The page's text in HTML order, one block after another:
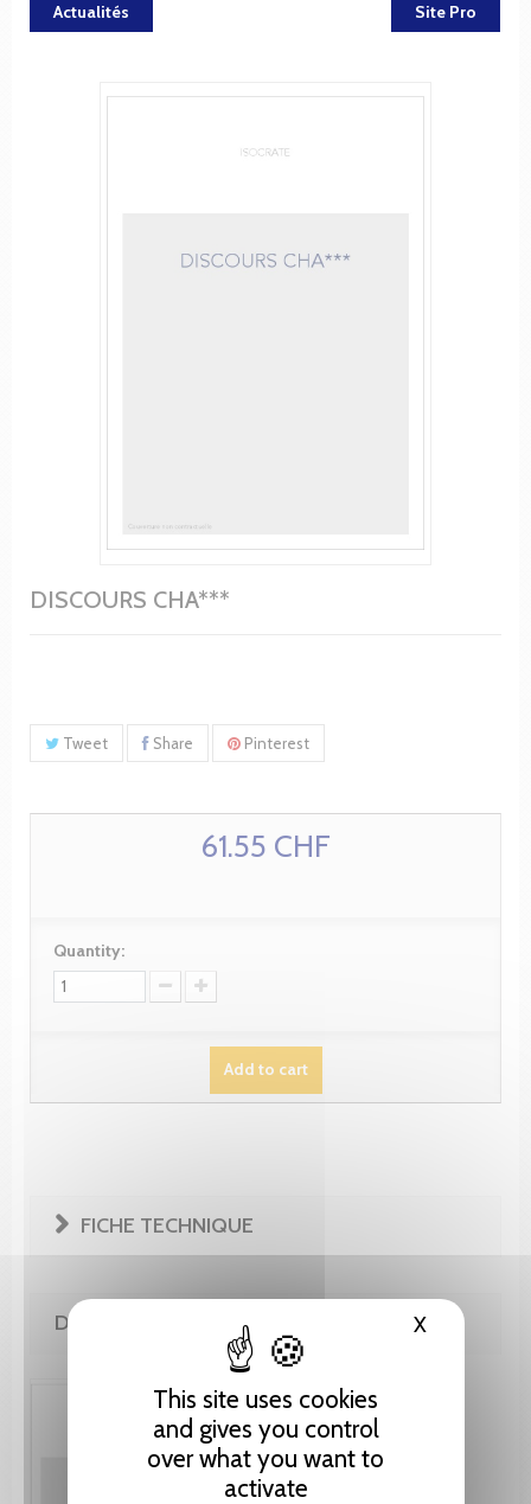
This site uses cookies
and gives you control
over what you want to
activate
XHide
Actualités Site Pro
DISCOURS CHA***
Tweet Share Pinterest
61.55 CHF
Quantity:
Add to cart
FICHE TECHNIQUE
DE LA MÊME COLLECTION